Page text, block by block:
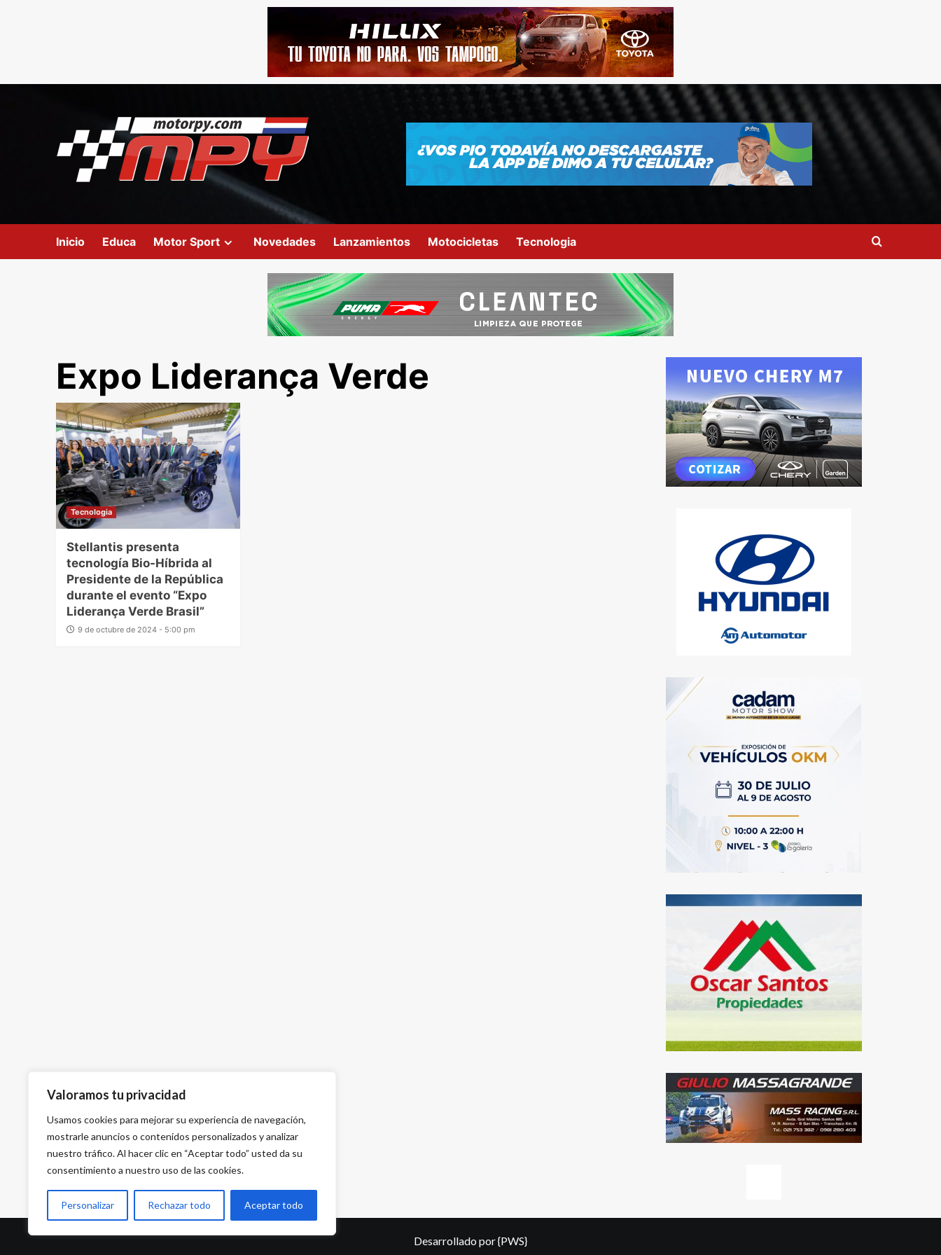
Valoramos tu privacidad
Usamos cookies para mejorar su experiencia de navegación,
mostrarle anuncios o contenidos personalizados y analizar
nuestro tráfico. Al hacer clic en “Aceptar todo” usted da su
consentimiento a nuestro uso de las cookies.
Personalizar Rechazar todo Aceptar todo
Inicio Educa Motor Sport Novedades Lanzamientos Motocicletas Tecnologia
Expo Liderança Verde
Tecnologia
Stellantis presenta
tecnología Bio-Híbrida al
Presidente de la República
durante el evento “Expo
Liderança Verde Brasil”
9 de octubre de 2024 - 5:00 pm
Desarrollado por{PWS}